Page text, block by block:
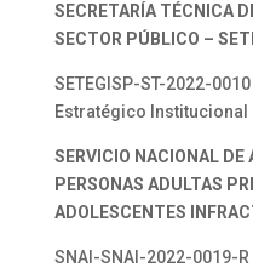
SECRETARÍA TÉCNICA
SECTOR PÚBLICO –
SETEGISP-ST-2022-
Estratégico Institucional
SERVICIO NACIONAL DE
PERSONAS ADULTAS
ADOLESCENTES
SNAI-SNAI-2022-0019-